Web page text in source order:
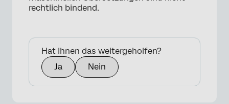
rechtlich bindend.
Hat Ihnen das weitergeholfen?
Ja
Nein